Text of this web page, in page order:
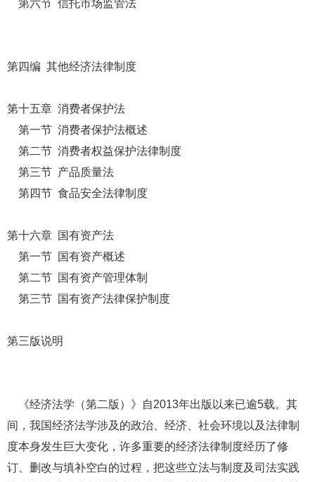
第六节 信托市场监管法
第四编 其他经济法律制度
第十五章 消费者保护法
第一节 消费者保护法概述
第二节 消费者权益保护法律制度
第三节 产品质量法
第四节 食品安全法律制度
第十六章 国有资产法
第一节 国有资产概述
第二节 国有资产管理体制
第三节 国有资产法律保护制度
第三版说明
《经济法学（第二版）》自2013年出版以来已逾5载。其
间，我国经济法学涉及的政治、经济、社会环境以及法律制
度本身发生巨大变化，许多重要的经济法律制度经历了修
订、删改与填补空白的过程，把这些立法与制度及司法实践